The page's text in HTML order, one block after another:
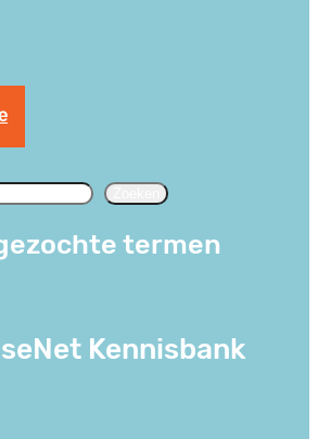
termen
Kennisbank